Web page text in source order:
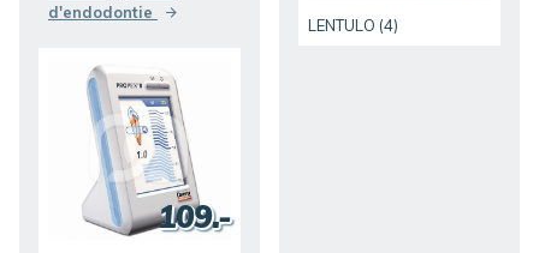
d'endodontie
109.-
LENTULO (4)